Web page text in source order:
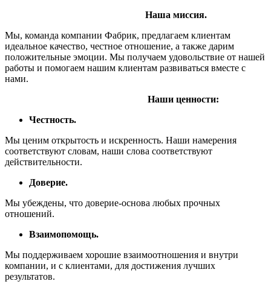
Наша миссия.
Мы, команда компании Фабрик, предлагаем клиентам
идеальное качество, честное отношение, а также дарим
положительные эмоции. Мы получаем удовольствие от нашей
работы и помогаем нашим клиентам развиваться вместе с
нами.
Наши ценности:
Честность.
Мы ценим открытость и искренность. Наши намерения
соответствуют словам, наши слова соответствуют
действительности.
Доверие.
Мы убеждены, что доверие-основа любых прочных
отношений.
Взаимопомощь.
Мы поддерживаем хорошие взаимоотношения и внутри
компании, и с клиентами, для достижения лучших
результатов.